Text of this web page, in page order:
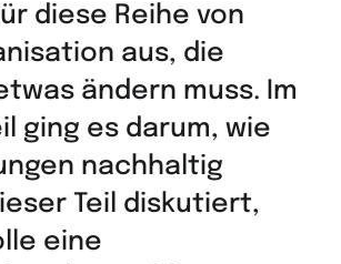
diese Reihe von
aus, die
ändern muss. Im
ging es darum, wie
nachhaltig
Teil diskutiert,
eine